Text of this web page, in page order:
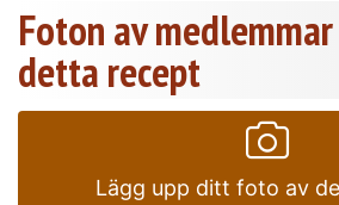
Foton av
detta recept
Lägg upp ditt foto av